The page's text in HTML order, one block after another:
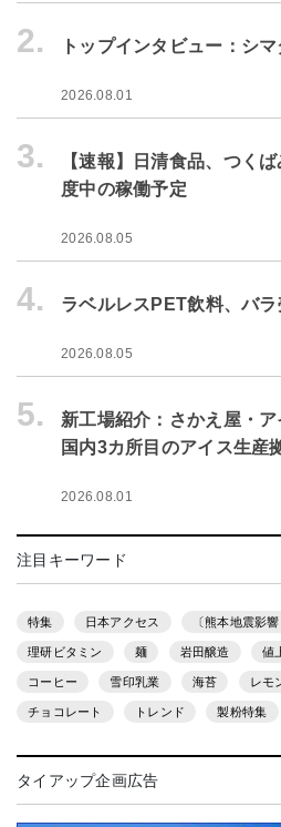
2. トップインタビュー：シ
2026.08.01
3.
【速報】日清食品、つく
度中の稼働予定
2026.08.05
4. ラベルレスPET飲料、バ
2026.08.05
5.
新工場紹介：さかえ屋・
国内3カ所目のアイス生産
2026.08.01
注目キーワード
特集 日本アクセス 〔熊本地震影響
理研ビタミン 麺 岩田醸造 値
コーヒー 雪印乳業 海苔 レモ
チョコレート トレンド 製粉特集
タイアップ企画広告